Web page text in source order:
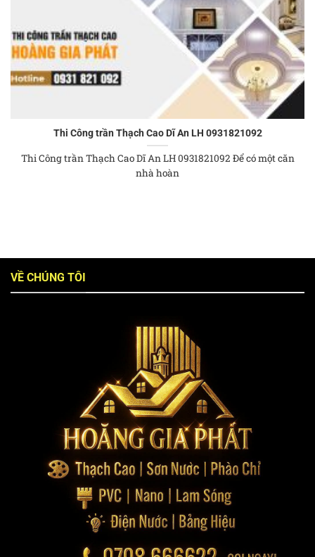
Thi Công trần Thạch Cao Dĩ An LH 0931821092
Thi Công trần Thạch Cao Dĩ An LH 0931821092 Để có một căn
nhà hoàn
VỀ CHÚNG TÔI